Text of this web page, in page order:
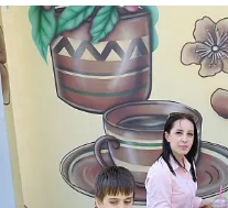
GAZİOSMANPAŞA’DA
YAŞANACAK